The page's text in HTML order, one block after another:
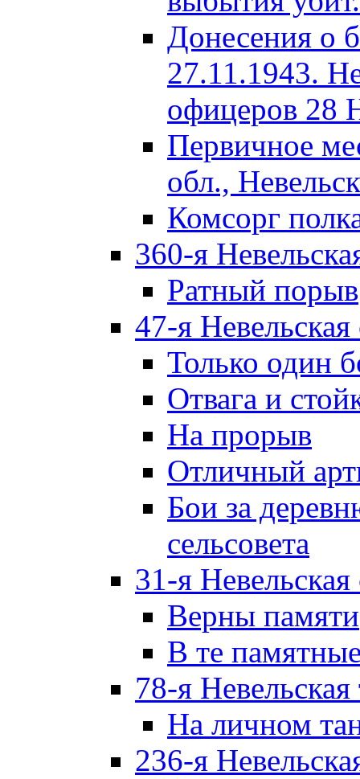
Донесения о
27.11.1943.
офицеров 28
Первичное
обл.,
Комсорг
360-я
Ратный порыв
47-я Невельская
Только один
Отвага и
На прорыв
Отличный
Бои за
сельсовета
31-я Невельская
Верны памяти
В те
78-я Невельская
На личном
236-я